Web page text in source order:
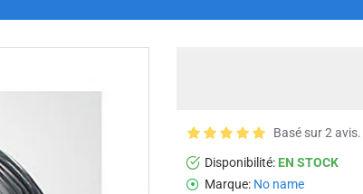
Disponibilité: EN STOCK
Marque: No name
Basé sur 2 avis.